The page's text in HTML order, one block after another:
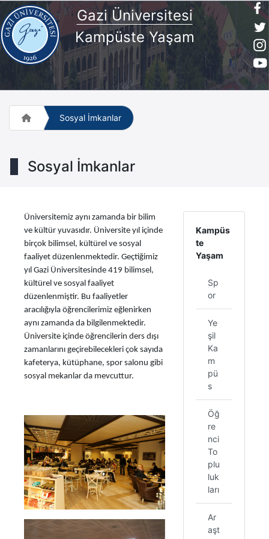
Gazi Üniversitesi
Kampüste Yaşam
Sosyal İmkanlar
Sosyal İmkanlar
Üniversitemiz aynı zamanda bir bilim
ve kültür yuvasıdır. Üniversite yıl içinde
birçok bilimsel, kültürel ve sosyal
faaliyet düzenlenmektedir. Geçtiğimiz
yıl Gazi Üniversitesinde 419 bilimsel,
kültürel ve sosyal faaliyet
düzenlenmiştir. Bu faaliyetler
aracılığıyla öğrencilerimiz eğlenirken
aynı zamanda da bilgilenmektedir.
Üniversite içinde öğrencilerin ders dışı
zamanlarını geçirebilecekleri çok sayıda
kafeterya, kütüphane, spor salonu gibi
sosyal mekanlar da mevcuttur.
Kampüs
te
Yaşam
Sp
or
Ye
şil
Ka
m
pü
s
Öğ
re
nci
To
plu
luk
ları
Ar
aşt